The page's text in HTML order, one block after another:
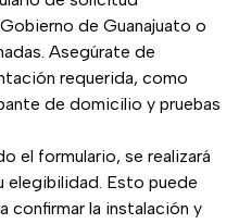
de Guanajuato o
Asegúrate de
requerida, como
de domicilio y pruebas
el formulario, se realizará
elegibilidad. Esto puede
confirmar la instalación y